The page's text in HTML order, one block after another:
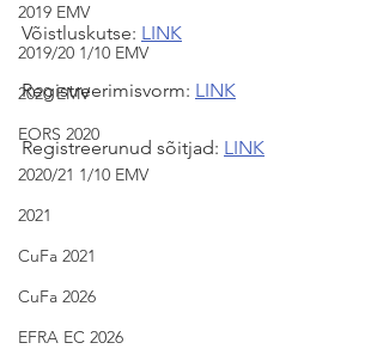
2019 EMV
2019/20 1/10 EMV
2020 EMV
EORS 2020
2020/21 1/10 EMV
2021
CuFa 2021
CuFa 2026
EFRA EC 2026
Võistluskutse: LINK
Registreerimisvorm: LINK
Registreerunud sõitjad: LINK